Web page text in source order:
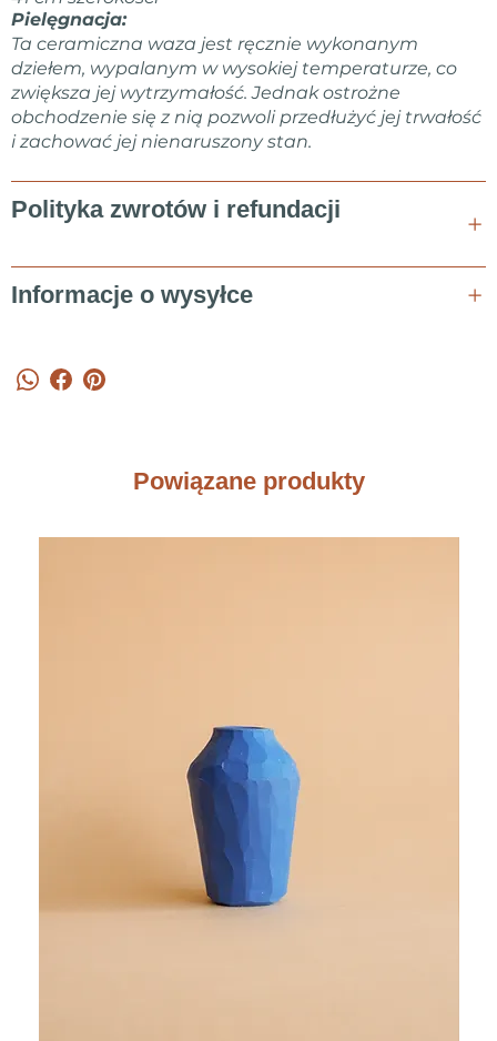
wszelkie pytania lub propozycje współpracy! Marta Kovalska
Pielęgnacja:
Ta ceramiczna waza jest ręcznie wykonanym
dziełem, wypalanym w wysokiej temperaturze, co
zwiększa jej wytrzymałość. Jednak ostrożne
obchodzenie się z nią pozwoli przedłużyć jej trwałość
i zachować jej nienaruszony stan.
Polityka zwrotów i refundacji
Informacje o wysyłce
Powiązane produkty